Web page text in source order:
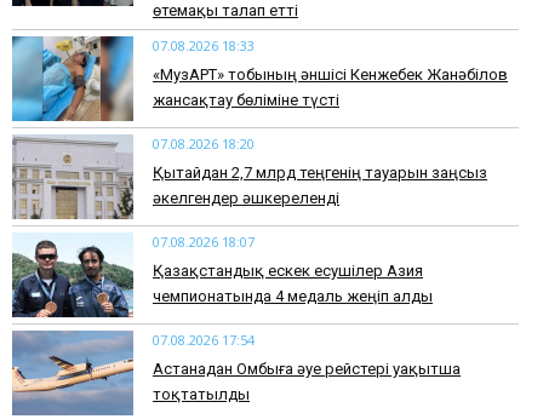
өтемақы талап етті
07.08.2026 18:33
«МузАРТ» тобының әншісі Кенжебек Жанәбілов
жансақтау бөліміне түсті
07.08.2026 18:20
Қытайдан 2,7 млрд теңгенің тауарын заңсыз
әкелгендер әшкереленді
07.08.2026 18:07
Қазақстандық ескек есушілер Азия
чемпионатында 4 медаль жеңіп алды
07.08.2026 17:54
Астанадан Омбыға әуе рейстері уақытша
тоқтатылды